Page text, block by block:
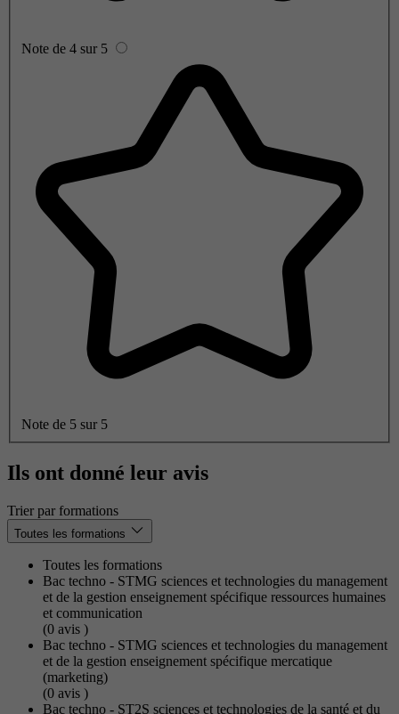
Note de 4 sur 5
Note de 5 sur 5
Ils ont donné leur avis
Trier par formations
Toutes les formations
Toutes les formations
Bac techno - STMG sciences et technologies du management
et de la gestion enseignement spécifique ressources humaines
et communication
(0 avis )
Bac techno - STMG sciences et technologies du management
et de la gestion enseignement spécifique mercatique
(marketing)
(0 avis )
Bac techno - ST2S sciences et technologies de la santé et du